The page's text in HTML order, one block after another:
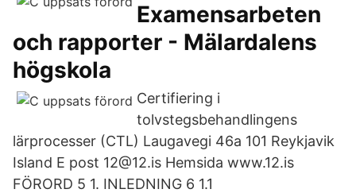
Examensarbeten
och rapporter - Mälardalens
högskola
Certifiering i
tolvstegsbehandlingens
lärprocesser (CTL) Laugavegi 46a 101 Reykjavik
Island E post 12@12.is Hemsida www.12.is
FÖRORD 5 1. INLEDNING 6 1.1